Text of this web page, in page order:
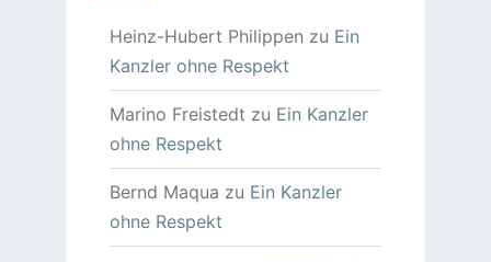
Heinz-Hubert Philippen zu Ein
Kanzler ohne Respekt
Marino Freistedt zu Ein Kanzler
ohne Respekt
Bernd Maqua zu Ein Kanzler
ohne Respekt